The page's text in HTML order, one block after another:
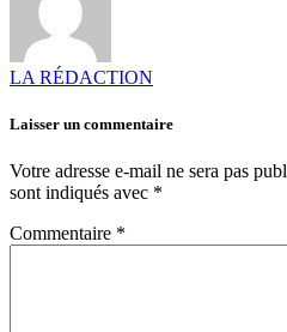
LA RÉDACTION
Laisser un commentaire
Votre adresse e-mail ne sera pas
sont indiqués avec *
Commentaire *